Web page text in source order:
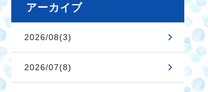
アーカイブ
2026/08(3)
2026/07(8)